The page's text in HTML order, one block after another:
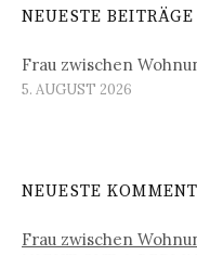
NEUESTE BEITRÄGE
Frau zwischen
5. AUGUST 2026
NEUESTE
Frau zwischen